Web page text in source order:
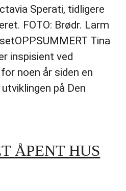
Sperati, tidligere
FOTO: Brødr. Larm
Tina
inspisient ved
noen år siden en
på Den
ÅPENT HUS